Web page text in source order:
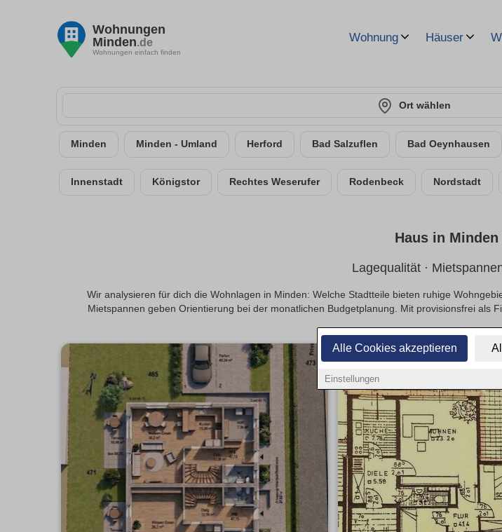
Alle Cookies akzeptieren
Einstellungen
Wohnungen
Minden.de
Wohnungen einfach finden
Wohnung Häuser
Ort wählen
Minden Minden - Umland Herford Bad Salzuflen Bad Oeynhausen
Innenstadt Königstor Rechtes Weserufer Rodenbeck Nordstadt
Haus in
Lagequalität ·
Wir analysieren für dich die Wohnlagen in Minden: Welche Stadtteile bieten ruhige
Mietspannen geben Orientierung bei der monatlichen Budgetplanung. Mit provisionsfrei als